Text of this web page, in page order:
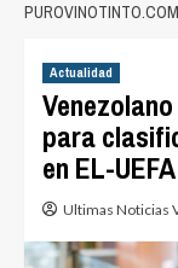
PUROVINOTINTO.COM
Actualidad
para
en EL-
Ultimas Noticias